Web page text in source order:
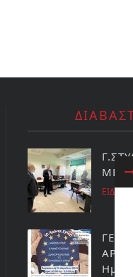
ΜΕ
ΕΙΔΗΣΕΙΣ